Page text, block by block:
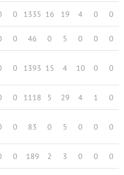
0 1335 16 19 4 0 0
0 46 0 5 0 0 0
0 1393 15 4 10 0 0
0 1118 5 29 4 1 0
0 83 0 5 0 0 0
0 189 2 3 0 0 0